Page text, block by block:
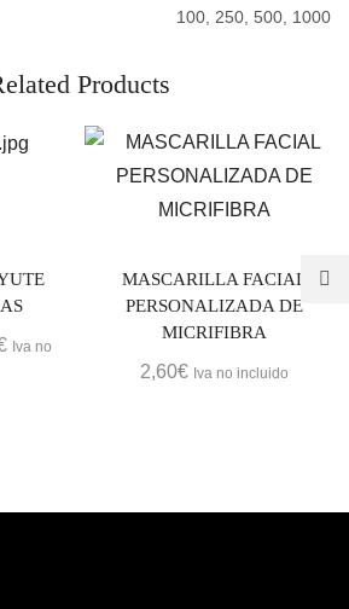
100, 250, 500, 1000
Products
Rango
2.226,00€
Iva no
MASCARILLA FACIAL
PERSONALIZADA DE
MICRIFIBRA
2,60€ Iva no incluido